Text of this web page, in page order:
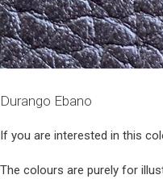
Durango Ebano
If you are interested in this
The colours are purely for